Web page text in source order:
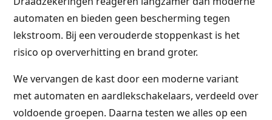
automaten en bieden geen bescherming tegen
lekstroom. Bij een verouderde stoppenkast is het
risico op oververhitting en brand groter.
We vervangen de kast door een moderne variant
met automaten en aardlekschakelaars, verdeeld over
voldoende groepen. Daarna testen we alles op een